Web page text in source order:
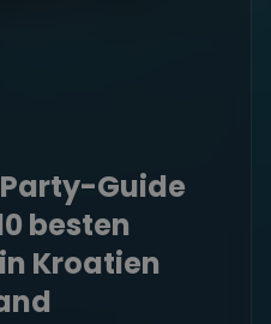
Guide
besten
Kroatien